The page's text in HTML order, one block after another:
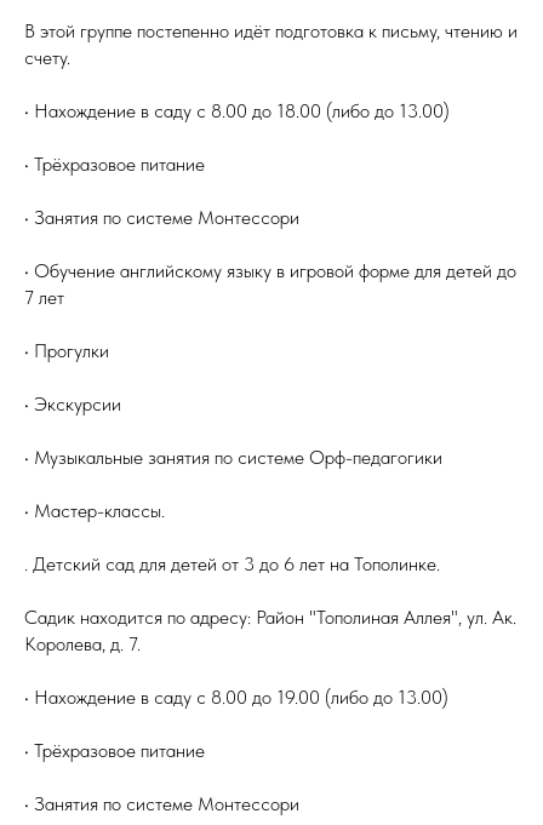
В этой группе постепенно идёт подготовка к письму, чтению и
счету.
• Нахождение в саду с 8.00 до 18.00 (либо до 13.00)
• Трёхразовое питание
• Занятия по системе Монтессори
• Обучение английскому языку в игровой форме для детей до
7 лет
• Прогулки
• Экскурсии
• Музыкальные занятия по системе Орф-педагогики
• Мастер-классы.
. Детский сад для детей от 3 до 6 лет на Тополинке.
Садик находится по адресу: Район "Тополиная Аллея", ул. Ак.
Королева, д. 7.
• Нахождение в саду с 8.00 до 19.00 (либо до 13.00)
• Трёхразовое питание
• Занятия по системе Монтессори